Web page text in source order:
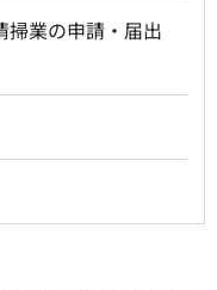
掃業の申請・届出